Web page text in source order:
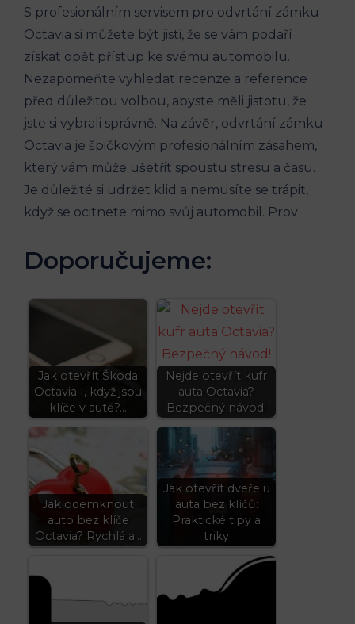
S profesionálním servisem pro odvrtání zámku
Octavia si můžete být jisti, že se vám podaří
získat opět přístup ke svému automobilu.
Nezapomeňte vyhledat recenze a reference
před důležitou volbou, abyste měli jistotu, že
jste si vybrali správně. Na závěr, odvrtání zámku
Octavia je špičkovým profesionálním zásahem,
který vám může ušetřit spoustu stresu a času.
Je důležité si udržet klid a nemusíte se trápit,
když se ocitnete mimo svůj automobil. Prov
Doporučujeme:
Jak otevřít Škoda
Octavia I, když jsou
klíče v autě?…
Nejde otevřít kufr
auta Octavia?
Bezpečný návod!
Jak odemknout
auto bez klíče
Octavia? Rychlá a…
Jak otevřít dveře u
auta bez klíčů:
Praktické tipy a
triky